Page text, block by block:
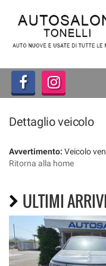
HOME
LISTA VEICOLI
ACQUISTIAMO USATO
ASSISTENZA
CONTATTI
Dettaglio veicolo
Avvertimento: Veicolo
Ritorna alla home
ULTIMI ARRIVI